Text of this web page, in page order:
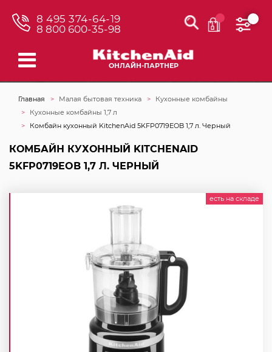
8 495 374-64-19
8 800 600-35-98
ОНЛАЙН-ПАРТНЕР
Главная Малая бытовая техника
Кухонные комбайны
Кухонные комбайны 1,7 л
Комбайн кухонный KitchenAid 5KFP0719EOB 1,7 л. Черный
КОМБАЙН КУХОННЫЙ KITCHENAID
5KFP0719EOB 1,7 Л. ЧЕРНЫЙ
есть на складе